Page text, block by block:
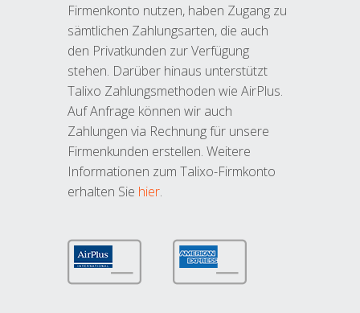
Firmenkonto nutzen, haben Zugang zu
sämtlichen Zahlungsarten, die auch
den Privatkunden zur Verfügung
stehen. Darüber hinaus unterstützt
Talixo Zahlungsmethoden wie AirPlus.
Auf Anfrage können wir auch
Zahlungen via Rechnung für unsere
Firmenkunden erstellen. Weitere
Informationen zum Talixo-Firmkonto
erhalten Sie hier.